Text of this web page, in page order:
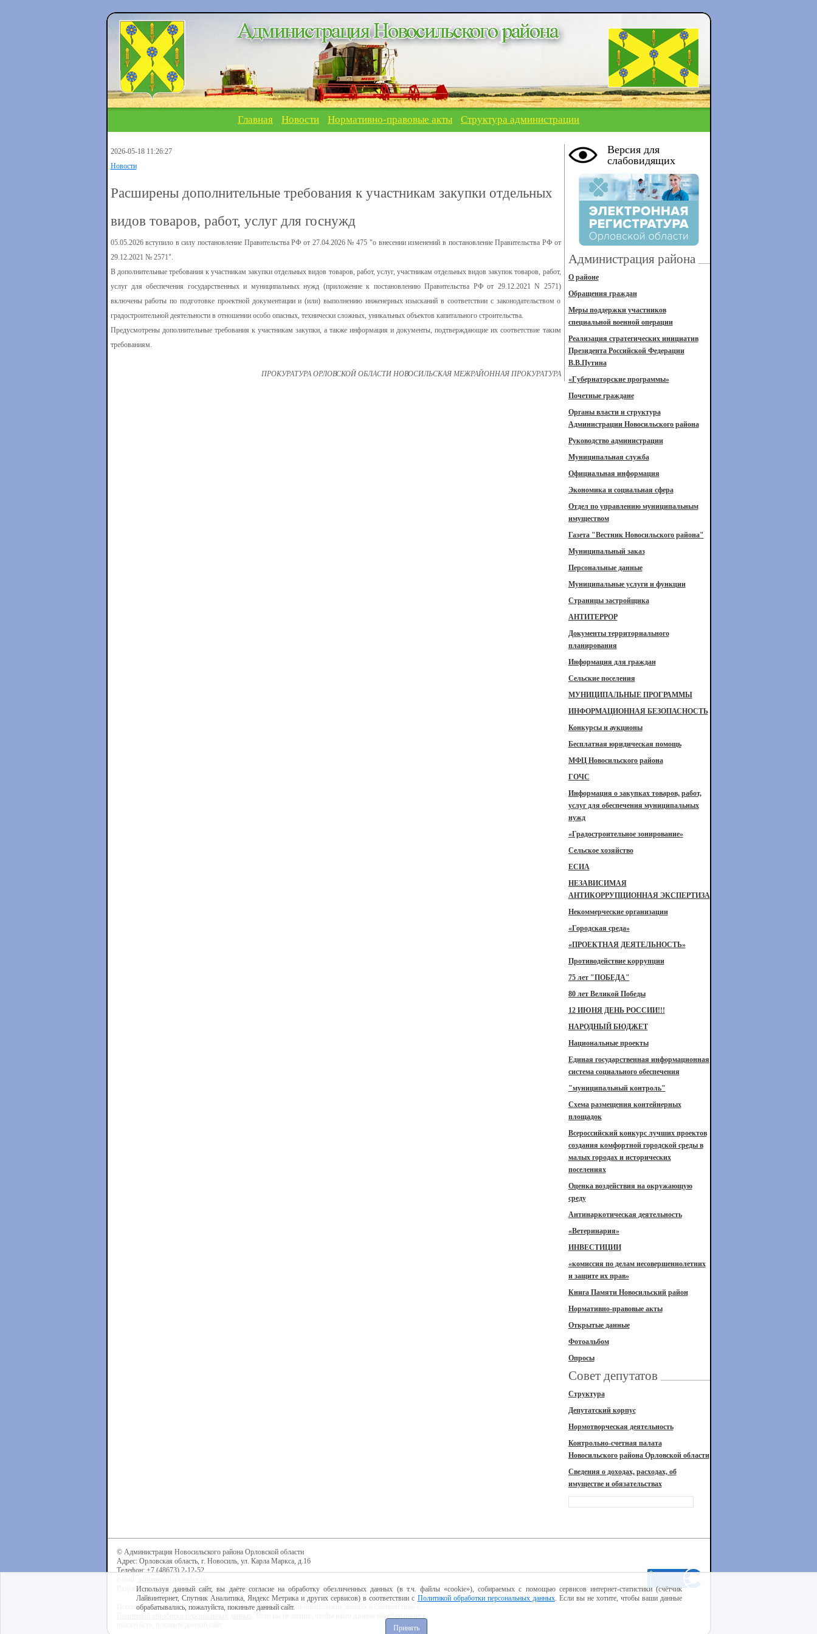
Главная Новости Нормативно-правовые акты Структура администрации
2026-05-18 11:26:27
Новости
Расширены дополнительные требования к участникам закупки отдельных
видов товаров, работ, услуг для госнужд
05.05.2026 вступило в силу постановление Правительства РФ от 27.04.2026 № 475 "о внесении изменений в постановление Правительства РФ от
29.12.2021 № 2571".
В дополнительные требования к участникам закупки отдельных видов товаров, работ, услуг, участникам отдельных видов закупок товаров, работ,
услуг для обеспечения государственных и муниципальных нужд (приложение к постановлению Правительства РФ от 29.12.2021 N 2571)
включены работы по подготовке проектной документации и (или) выполнению инженерных изысканий в соответствии с законодательством о
градостроительной деятельности в отношении особо опасных, технически сложных, уникальных объектов капитального строительства.
Предусмотрены дополнительные требования к участникам закупки, а также информация и документы, подтверждающие их соответствие таким
требованиям.
ПРОКУРАТУРА ОРЛОВСКОЙ ОБЛАСТИ НОВОСИЛЬСКАЯ МЕЖРАЙОННАЯ ПРОКУРАТУРА
Версия для
слабовидящих
Администрация района
О районе
Обращения граждан
Меры поддержки участников
специальной военной операции
Реализация стратегических инициатив
Президента Российской Федерации
В.В.Путина
«Губернаторские программы»
Почетные граждане
Органы власти и структура
Администрации Новосильского района
Руководство администрации
Муниципальная служба
Официальная информация
Экономика и социальная сфера
Отдел по управлению муниципальным
имуществом
Газета "Вестник Новосильского района"
Муниципальный заказ
Персональные данные
Муниципальные услуги и функции
Страницы застройщика
АНТИТЕРРОР
Документы территориального
планирования
Информация для граждан
Сельские поселения
МУНИЦИПАЛЬНЫЕ ПРОГРАММЫ
ИНФОРМАЦИОННАЯ БЕЗОПАСНОСТЬ
Конкурсы и аукционы
Бесплатная юридическая помощь
МФЦ Новосильского района
ГОЧС
Информация о закупках товаров, работ,
услуг для обеспечения муниципальных
нужд
«Градостроительное зонирование»
Сельское хозяйство
ЕСИА
НЕЗАВИСИМАЯ
АНТИКОРРУПЦИОННАЯ ЭКСПЕРТИЗА
Некоммерческие организации
«Городская среда»
«ПРОЕКТНАЯ ДЕЯТЕЛЬНОСТЬ»
Противодействие коррупции
75 лет "ПОБЕДА"
80 лет Великой Победы
12 ИЮНЯ ДЕНЬ РОССИИ!!!
НАРОДНЫЙ БЮДЖЕТ
Национальные проекты
Единая государственная информационная
система социального обеспечения
"муниципальный контроль"
Схема размещения контейнерных
площадок
Всероссийский конкурс лучших проектов
создания комфортной городской среды в
малых городах и исторических
поселениях
Оценка воздействия на окружающую
среду
Антинаркотическая деятельность
«Ветеринария»
ИНВЕСТИЦИИ
«комиссия по делам несовершеннолетних
и защите их прав»
Книга Памяти Новосильский район
Нормативно-правовые акты
Открытые данные
Фотоальбом
Опросы
Совет депутатов
Структура
Депутатский корпус
Нормотворческая деятельность
Контрольно-счетная палата
Новосильского района Орловской области
Сведения о доходах, расходах, об
имуществе и обязательствах
© Администрация Новосильского района Орловской области
Адрес: Орловская область, г. Новосиль, ул. Карла Маркса, д.16
Телефон: +7 (48673) 2-12-52
Разработка сайта -Центр интернет-образования
Используя данный сайт, вы даёте согласие на обработку пользовательских данных в соответствии с
Используя данный сайт, вы даёте согласие на обработку обезличенных данных (в т.ч. файлы «cookie»), собираемых с помощью сервисов интернет-статистики (счётчик
Лайвинтернет, Спутник Аналитика, Яндекс Метрика и других сервисов) в соответствии с Политикой обработки персональных данных. Если вы не хотите, чтобы ваши данные
обрабатывались, пожалуйста, покиньте данный сайт.
Принять